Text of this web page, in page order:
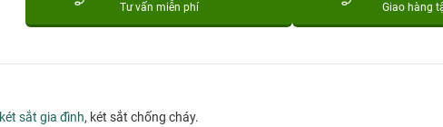
Tư vấn miễn phí Giao hàng
két sắt gia đình, két sắt chống cháy.